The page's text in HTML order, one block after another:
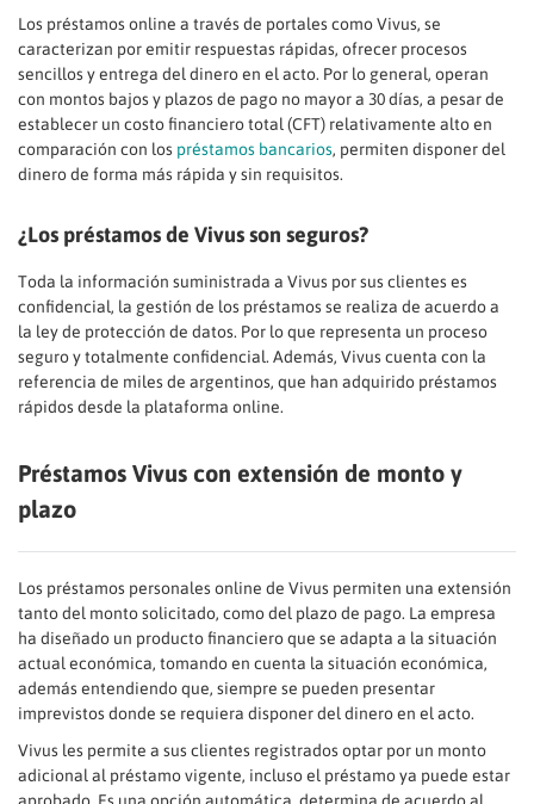
Los préstamos online a través de portales como Vivus, se
caracterizan por emitir respuestas rápidas, ofrecer procesos
sencillos y entrega del dinero en el acto. Por lo general, operan
con montos bajos y plazos de pago no mayor a 30 días, a pesar de
establecer un costo financiero total (CFT) relativamente alto en
comparación con los préstamos bancarios, permiten disponer del
dinero de forma más rápida y sin requisitos.
¿Los préstamos de Vivus son seguros?
Toda la información suministrada a Vivus por sus clientes es
confidencial, la gestión de los préstamos se realiza de acuerdo a
la ley de protección de datos. Por lo que representa un proceso
seguro y totalmente confidencial. Además, Vivus cuenta con la
referencia de miles de argentinos, que han adquirido préstamos
rápidos desde la plataforma online.
Préstamos Vivus con extensión de monto y
plazo
Los préstamos personales online de Vivus permiten una extensión
tanto del monto solicitado, como del plazo de pago. La empresa
ha diseñado un producto financiero que se adapta a la situación
actual económica, tomando en cuenta la situación económica,
además entendiendo que, siempre se pueden presentar
imprevistos donde se requiera disponer del dinero en el acto.
Vivus les permite a sus clientes registrados optar por un monto
adicional al préstamo vigente, incluso el préstamo ya puede estar
aprobado. Es una opción automática, determina de acuerdo al